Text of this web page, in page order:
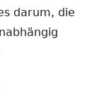
darum, die